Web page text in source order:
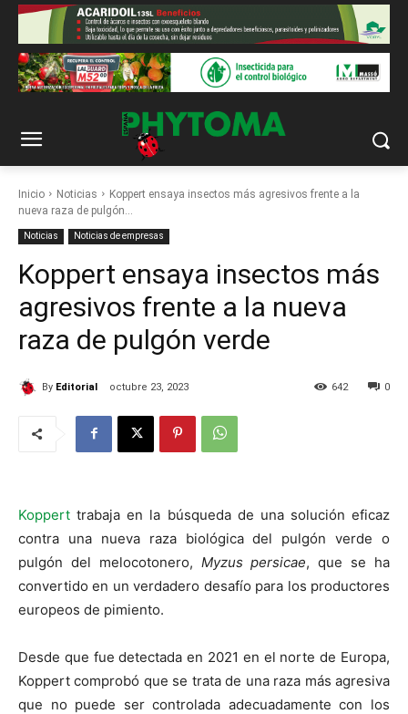
Inicio Noticias
Koppert ensaya insectos más agresivos frente a la
nueva raza de pulgón...
Noticias Noticias de empresas
Koppert ensaya insectos más
agresivos frente a la nueva
raza de pulgón verde
By Editorial octubre 23, 2023 0
642
Koppert trabaja en la búsqueda de una solución eficaz
contra una nueva raza biológica del pulgón verde o
pulgón del melocotonero, Myzus persicae, que se ha
convertido en un verdadero desafío para los productores
europeos de pimiento.
Desde que fue detectada en 2021 en el norte de Europa,
Koppert comprobó que se trata de una raza más agresiva
que no puede ser controlada adecuadamente con los